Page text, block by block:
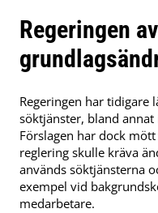
Regeringen
Regeringen har tidigare
söktjänster, bland
Förslagen har dock
reglering skulle kräva
används söktjänsterna
exempel vid
medarbetare.